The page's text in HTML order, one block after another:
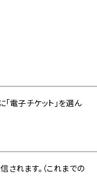
電子チケット」を選ん
されます。（これまでの